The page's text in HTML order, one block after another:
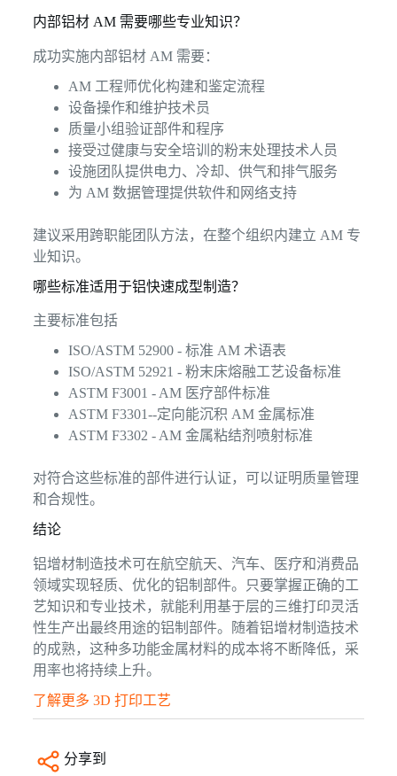
内部铝材 AM 需要哪些专业知识？
成功实施内部铝材 AM 需要：
AM 工程师优化构建和鉴定流程
设备操作和维护技术员
质量小组验证部件和程序
接受过健康与安全培训的粉末处理技术人员
设施团队提供电力、冷却、供气和排气服务
为 AM 数据管理提供软件和网络支持
建议采用跨职能团队方法，在整个组织内建立 AM 专
业知识。
哪些标准适用于铝快速成型制造？
主要标准包括
ISO/ASTM 52900 - 标准 AM 术语表
ISO/ASTM 52921 - 粉末床熔融工艺设备标准
ASTM F3001 - AM 医疗部件标准
ASTM F3301--定向能沉积 AM 金属标准
ASTM F3302 - AM 金属粘结剂喷射标准
对符合这些标准的部件进行认证，可以证明质量管理
和合规性。
结论
铝增材制造技术可在航空航天、汽车、医疗和消费品
领域实现轻质、优化的铝制部件。只要掌握正确的工
艺知识和专业技术，就能利用基于层的三维打印灵活
性生产出最终用途的铝制部件。随着铝增材制造技术
的成熟，这种多功能金属材料的成本将不断降低，采
用率也将持续上升。
了解更多 3D 打印工艺
分享到